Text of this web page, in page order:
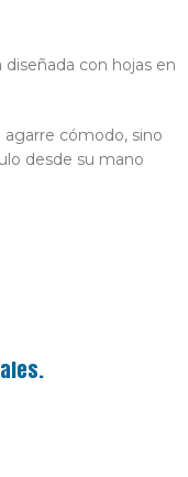
diseñada con hojas en
cómodo, sino
desde su mano